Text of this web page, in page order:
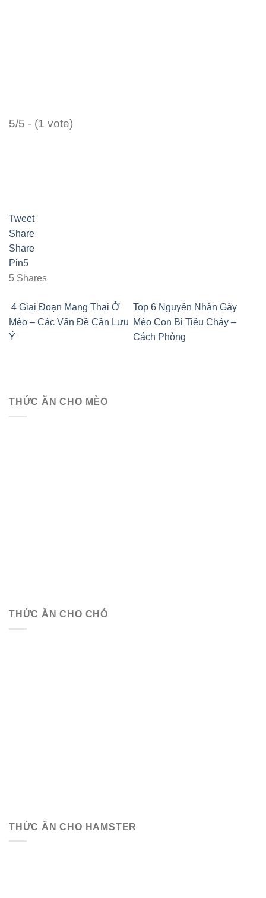
5/5 - (1 vote)
Tweet
Share
Share
Pin5
5 Shares
4 Giai Đoạn Mang Thai Ở
Mèo – Các Vấn Đề Cần Lưu
Ý
Top 6 Nguyên Nhân Gây
Mèo Con Bị Tiêu Chảy –
Cách Phòng
THỨC ĂN CHO MÈO
THỨC ĂN CHO CHÓ
THỨC ĂN CHO HAMSTER